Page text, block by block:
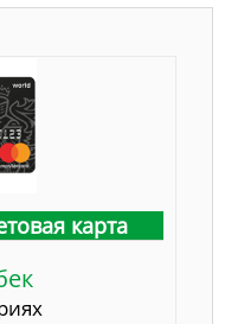
карта